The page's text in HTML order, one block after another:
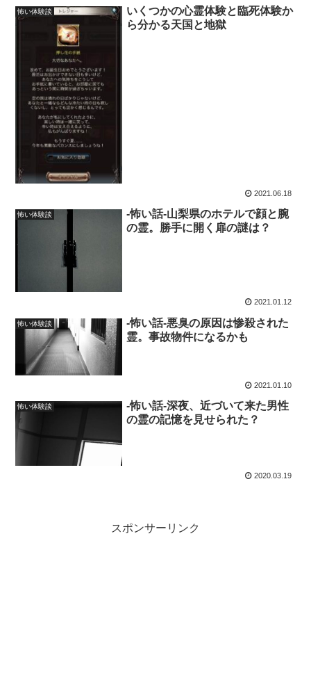
怖い体験談
いくつかの心霊体験と臨死体験か
ら分かる天国と地獄
2021.06.18
怖い体験談
-怖い話-山梨県のホテルで顔と腕
の霊。勝手に開く扉の謎は？
2021.01.12
怖い体験談
-怖い話-悪臭の原因は惨殺された
霊。事故物件になるかも
2021.01.10
怖い体験談
-怖い話-深夜、近づいて来た男性
の霊の記憶を見せられた？
2020.03.19
スポンサーリンク